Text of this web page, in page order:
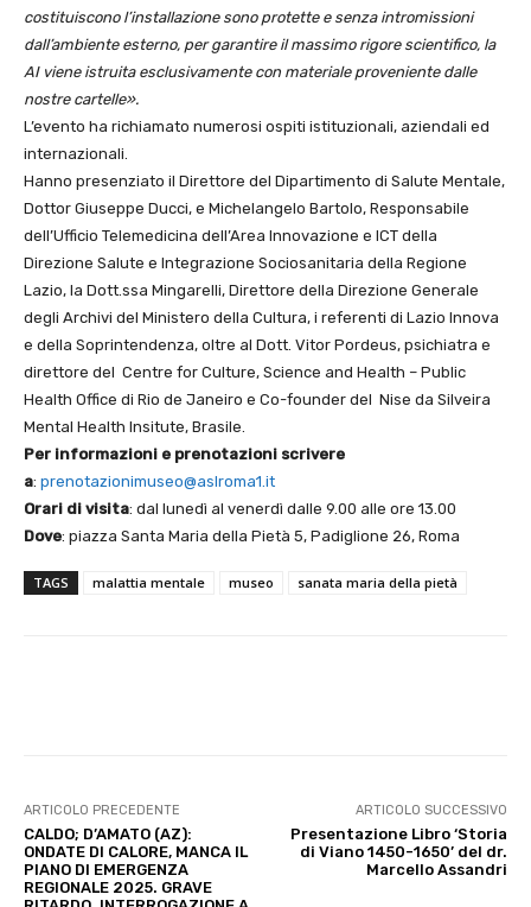
costituiscono l’installazione sono protette e senza intromissioni
dall’ambiente esterno, per garantire il massimo rigore scientifico, la
AI viene istruita esclusivamente con materiale proveniente dalle
nostre cartelle».
L’evento ha richiamato numerosi ospiti istituzionali, aziendali ed
internazionali.
Hanno presenziato il Direttore del Dipartimento di Salute Mentale,
Dottor Giuseppe Ducci, e Michelangelo Bartolo, Responsabile
dell’Ufficio Telemedicina dell’Area Innovazione e ICT della
Direzione Salute e Integrazione Sociosanitaria della Regione
Lazio, la Dott.ssa Mingarelli, Direttore della Direzione Generale
degli Archivi del Ministero della Cultura, i referenti di Lazio Innova
e della Soprintendenza, oltre al Dott. Vitor Pordeus, psichiatra e
direttore del Centre for Culture, Science and Health – Public
Health Office di Rio de Janeiro e Co-founder del Nise da Silveira
Mental Health Insitute, Brasile.
Per informazioni e prenotazioni scrivere
a: prenotazionimuseo@aslroma1.it
Orari di visita: dal lunedì al venerdì dalle 9.00 alle ore 13.00
Dove: piazza Santa Maria della Pietà 5, Padiglione 26, Roma
TAGS malattia mentale museo sanata maria della pietà
ARTICOLO PRECEDENTE
CALDO; D’AMATO (AZ):
ONDATE DI CALORE, MANCA IL
PIANO DI EMERGENZA
REGIONALE 2025. GRAVE
ARTICOLO SUCCESSIVO
Presentazione Libro ‘Storia
di Viano 1450-1650’ del dr.
Marcello Assandri